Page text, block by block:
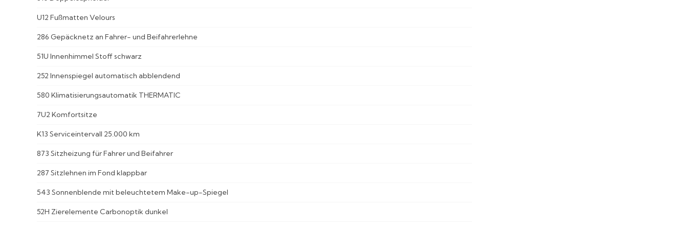
U12 Fußmatten Velours
286 Gepäcknetz an Fahrer- und Beifahrerlehne
51U Innenhimmel Stoff schwarz
252 Innenspiegel automatisch abblendend
580 Klimatisierungsautomatik THERMATIC
7U2 Komfortsitze
K13 Serviceintervall 25.000 km
873 Sitzheizung für Fahrer und Beifahrer
287 Sitzlehnen im Fond klappbar
543 Sonnenblende mit beleuchtetem Make-up-Spiegel
52H Zierelemente Carbonoptik dunkel